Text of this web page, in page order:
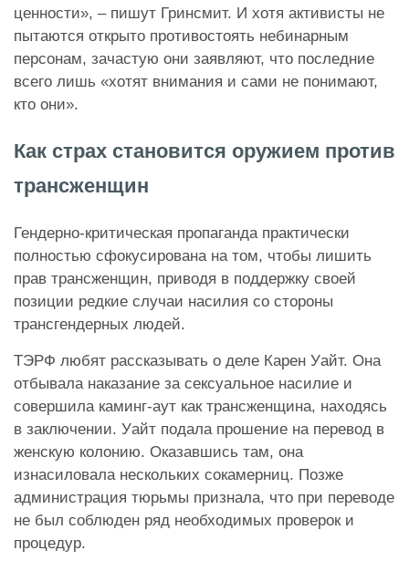
ценности», – пишут Гринсмит. И хотя активисты не
пытаются открыто противостоять небинарным
персонам, зачастую они заявляют, что последние
всего лишь «хотят внимания и сами не понимают,
кто они».
Как страх становится оружием против
трансженщин
Гендерно-критическая пропаганда практически
полностью сфокусирована на том, чтобы лишить
прав трансженщин, приводя в поддержку своей
позиции редкие случаи насилия со стороны
трансгендерных людей.
ТЭРФ любят рассказывать о деле Карен Уайт. Она
отбывала наказание за сексуальное насилие и
совершила каминг-аут как трансженщина, находясь
в заключении. Уайт подала прошение на перевод в
женскую колонию. Оказавшись там, она
изнасиловала нескольких сокамерниц. Позже
администрация тюрьмы признала, что при переводе
не был соблюден ряд необходимых проверок и
процедур.